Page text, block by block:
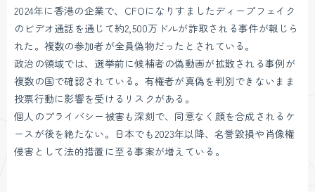
2024年に香港の企業で、CFOになりすましたディープフェイク
のビデオ通話を通じて約2,500万ドルが詐取される事件が報じら
れた。複数の参加者が全員偽物だったとされている。
政治の領域では、選挙前に候補者の偽動画が拡散される事例が
複数の国で確認されている。有権者が真偽を判別できないまま
投票行動に影響を受けるリスクがある。
個人のプライバシー被害も深刻で、同意なく顔を合成されるケ
ースが後を絶たない。日本でも2023年以降、名誉毀損や肖像権
侵害として法的措置に至る事案が増えている。